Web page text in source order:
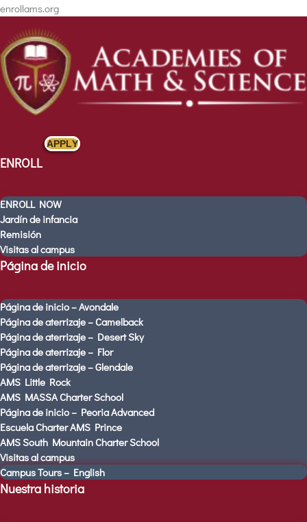
enrollams.org
AMS Little Rock
APPLY
ENROLL
ENROLL NOW
Jardín de infancia
Remisión
Visitas al campus
Página de inicio
Página de inicio – Avondale
Página de aterrizaje – Camelback
Página de aterrizaje – Desert Sky
Página de aterrizaje – Flor
Página de aterrizaje – Glendale
AMS Little Rock
AMS MASSA Charter School
Página de inicio – Peoria Advanced
Escuela Charter AMS Prince
AMS South Mountain Charter School
Visitas al campus
Campus Tours – English
Nuestra historia